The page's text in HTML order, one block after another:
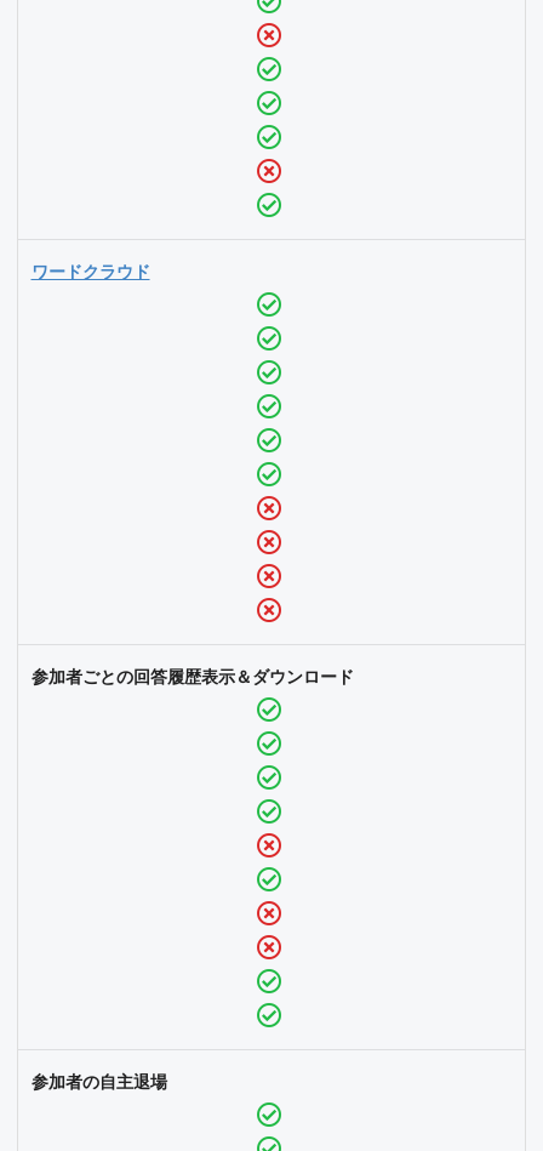
ワードクラウド
参加者ごとの回答履歴表示＆ダウンロード
参加者の自主退場